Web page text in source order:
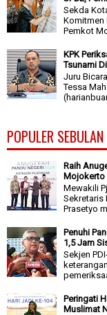
Sekda
Komitmen
Pemkot
KPK
Tsunami
Juru
Tessa
POPULER
Raih
Mojokerto
Mewakili
Sekretaris
Prasetyo
Penuhi
1,5 Jam
Sekjen
Peringati
Muslimat